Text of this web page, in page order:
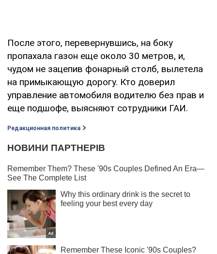
После этого, перевернувшись, на боку
пропахала газон еще около 30 метров, и,
чудом не зацепив фонарный столб, вылетела
на примыкающую дорогу. Кто доверил
управление автомобиля водителю без прав и
еще подшофе, выясняют сотрудники ГАИ.
Редакционная политика